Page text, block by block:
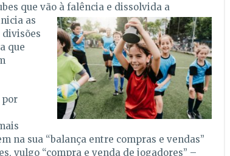
que vão à falência e dissolvida a
as
divisões
que
por
na sua “balança entre compras e vendas”
vulgo “compra e venda de jogadores” –